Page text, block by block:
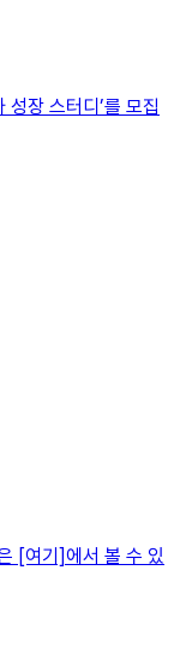
장 스터디’를 모집
[여기]에서 볼 수 있